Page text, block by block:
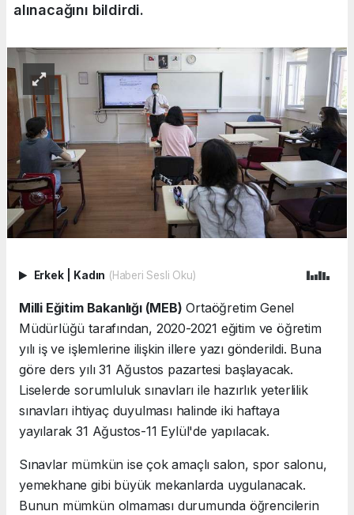
alınacağını bildirdi.
Erkek Kadın (Haberi Sesli Oku)
Milli Eğitim Bakanlığı (MEB) Ortaöğretim Genel
Müdürlüğü tarafından, 2020-2021 eğitim ve öğretim
yılı iş ve işlemlerine ilişkin illere yazı gönderildi. Buna
göre ders yılı 31 Ağustos pazartesi başlayacak.
Liselerde sorumluluk sınavları ile hazırlık yeterlilik
sınavları ihtiyaç duyulması halinde iki haftaya
yayılarak 31 Ağustos-11 Eylül'de yapılacak.
Sınavlar mümkün ise çok amaçlı salon, spor salonu,
yemekhane gibi büyük mekanlarda uygulanacak.
Bunun mümkün olmaması durumunda öğrencilerin